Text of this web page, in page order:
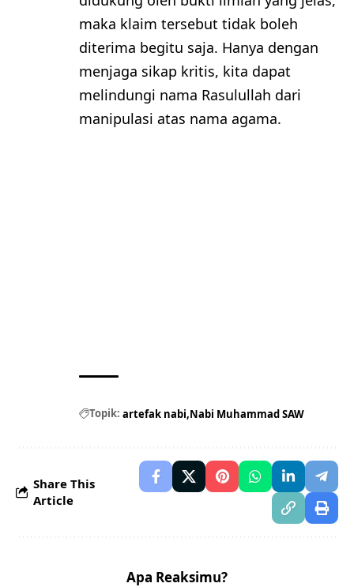
maka klaim tersebut tidak boleh
diterima begitu saja. Hanya dengan
menjaga sikap kritis, kita dapat
melindungi nama Rasulullah dari
manipulasi atas nama agama.
Topik: artefak nabi Nabi Muhammad SAW
Share This
Article
Apa Reaksimu?